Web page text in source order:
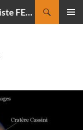
CIELMANIA : le blog de Jean-Baptiste FELDMANN, photographe du ciel